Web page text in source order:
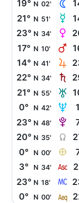
19° N 02' N
21° N 51' O
23° N 34' P
17° N 10' Q
14° N 41' R
22° N 34' S
21° N 55' T
0° N 42' U
23° N 48' V
20° N 35' Y
0° N 00' È
3° N 34' W
23° N 18' X
0° N 00' l